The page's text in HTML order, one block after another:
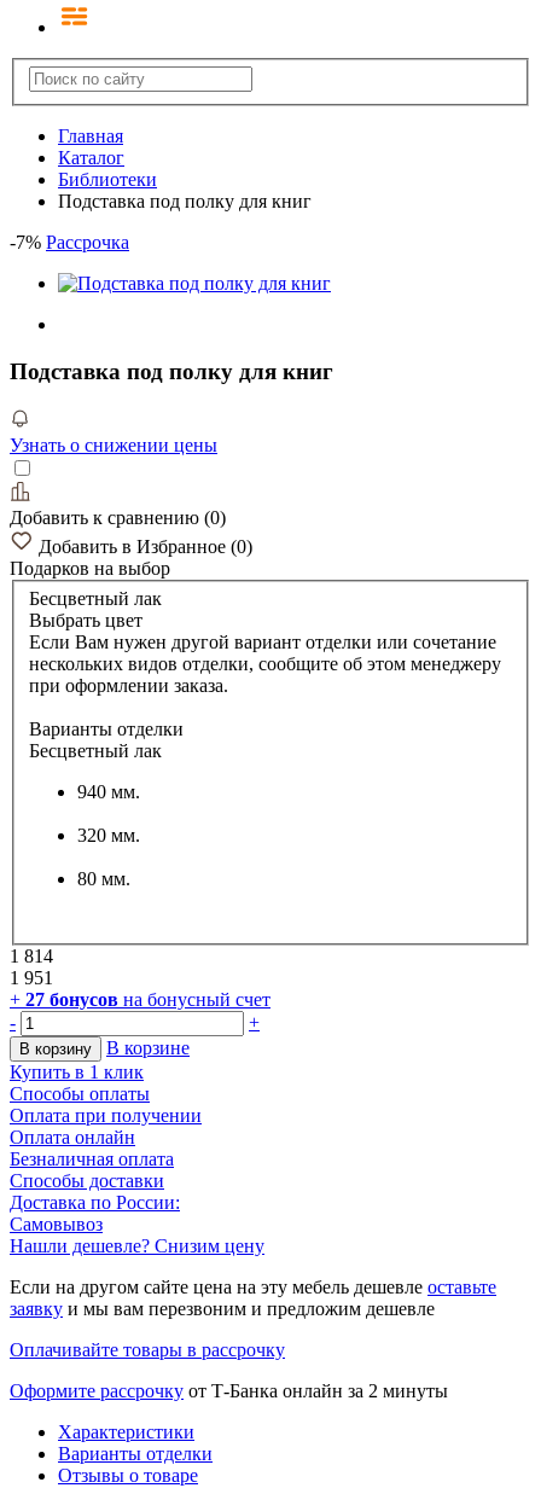
Главная
Каталог
Библиотеки
Подставка под полку для книг
-7% Рассрочка
Подставка под полку для книг
Узнать о снижении цены
Добавить к сравнению (0)
Добавить в Избранное (0)
Подарков на выбор
Бесцветный лак
Выбрать цвет
Если Вам нужен другой вариант отделки или сочетание
нескольких видов отделки, сообщите об этом менеджеру
при оформлении заказа.
Варианты отделки
Бесцветный лак
940 мм.
320 мм.
80 мм.
1 814
1 951
+ 27 бонусов на бонусный счет
-
+
В корзину
В корзине
Купить в 1 клик
Способы оплаты
Оплата при получении
Оплата онлайн
Безналичная оплата
Способы доставки
Доставка по России:
Самовывоз
Нашли дешевле? Снизим цену
Если на другом сайте цена на эту мебель дешевле оставьте
заявку и мы вам перезвоним и предложим дешевле
Оплачивайте товары в рассрочку
Оформите рассрочку от Т-Банка онлайн за 2 минуты
Характеристики
Варианты отделки
Отзывы о товаре